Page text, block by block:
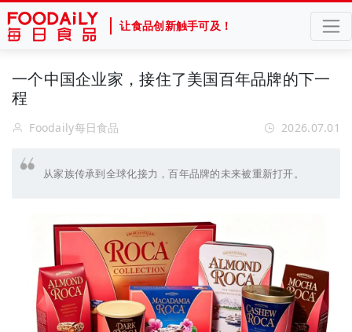
让食品创新触手可及！
一个中国企业家，接住了美国百年品牌的下一
程
Foodaily每日食品 2026.07.01
从家族传承到全球化接力，百年品牌的未来被重新打开。